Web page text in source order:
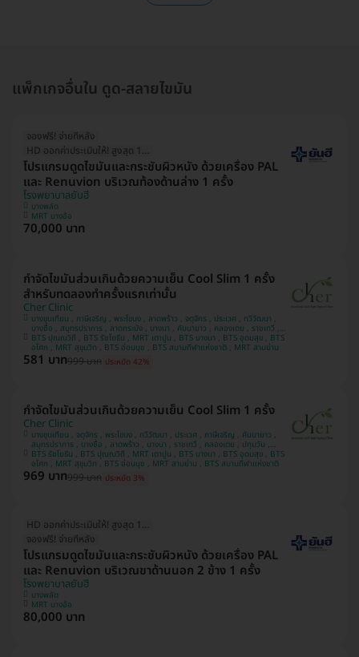
แพ็กเกจอื่นใน ดูด-สลายไขมัน
จองฟรี! จ่ายทีหลัง
HD ออกค่าประเมินให้! สูงสุด 1500 บ.
โปรแกรมดูดไขมันและกระชับผิวหนัง ด้วยเครื่อง PAL
และ Renuvion บริเวณท้องด้านล่าง 1 ครั้ง
โรงพยาบาลยันฮี
บางพลัด
MRT บางอ้อ
70,000 บาท
กำจัดไขมันส่วนเกินด้วยความเย็น Cool Slim 1 ครั้ง
สำหรับทดลองทำครั้งแรกเท่านั้น
Cher Clinic
บางขุนเทียน , ภาษีเจริญ , พระโขนง , ลาดพร้าว , จตุจักร , ประเวศ , ทวีวัฒนา ,
บางซื่อ , สมุทรปราการ , ลาดกระบัง , บางนา , คันนายาว , คลองเตย , ราชเทวี ,
ปทุมวัน , บางแค
BTS ปุณณวิถี , BTS รัชโยธิน , MRT เตาปูน , BTS บางนา , BTS อุดมสุข , BTS
อโศก , MRT สุขุมวิท , BTS อ่อนนุช , BTS สนามกีฬาแห่งชาติ , MRT สามย่าน
581 บาท999 บาท ประหยัด 42%
กำจัดไขมันส่วนเกินด้วยความเย็น Cool Slim 1 ครั้ง
Cher Clinic
บางขุนเทียน , จตุจักร , พระโขนง , ทวีวัฒนา , ประเวศ , ภาษีเจริญ , คันนายาว ,
สมุทรปราการ , บางซื่อ , ลาดพร้าว , บางนา , ราชเทวี , คลองเตย , ปทุมวัน ,
ลาดกระบัง , บางแค
BTS รัชโยธิน , BTS ปุณณวิถี , MRT เตาปูน , BTS บางนา , BTS อุดมสุข , BTS
อโศก , MRT สุขุมวิท , BTS อ่อนนุช , MRT สามย่าน , BTS สนามกีฬาแห่งชาติ
969 บาท999 บาท ประหยัด 3%
HD ออกค่าประเมินให้! สูงสุด 1500 บ.
จองฟรี! จ่ายทีหลัง
โปรแกรมดูดไขมันและกระชับผิวหนัง ด้วยเครื่อง PAL
และ Renuvion บริเวณขาด้านนอก 2 ข้าง 1 ครั้ง
โรงพยาบาลยันฮี
บางพลัด
MRT บางอ้อ
80,000 บาท